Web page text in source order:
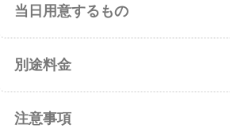
当日用意するもの
別途料金
注意事項